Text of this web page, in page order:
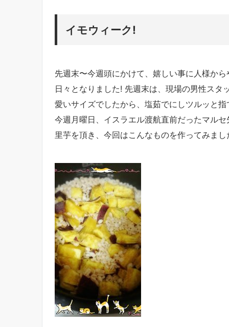
イモウィーク!
先週末〜今週頭にかけて、嬉しい事に人様か
日々となりました! 先週末は、現場の男性ス
愛いサイズでしたから、塩茹でにしツルッと
今週月曜日、イスラエル渡航直前だったマル
里芋を頂き、今回はこんなものを作ってみま